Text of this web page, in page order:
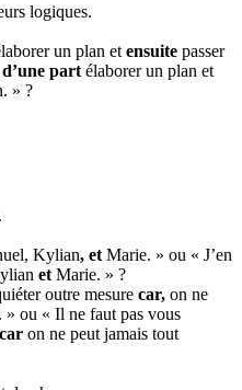
logiques.
un plan et ensuite passer
d’une part élaborer un plan et
» ?
Kylian, et Marie. » ou « J’en
et Marie. » ?
outre mesure car, on ne
» ou « Il ne faut pas vous
on ne peut jamais tout